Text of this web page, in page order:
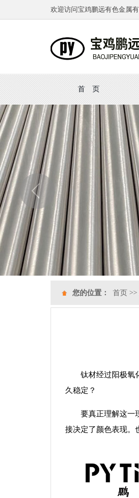
欢迎访问宝鸡鹏远有色金属有
首 页
您的位置： 首页>>
钛材经过阳极氧
久稳定？
要真正理解这一
接决定了颜色表现。